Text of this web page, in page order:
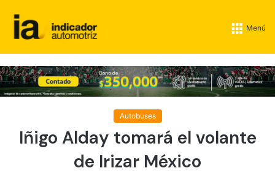
Menú
Autobuses
Iñigo Alday tomará el volante
de Irizar México